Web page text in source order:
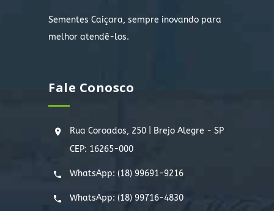
Sementes Caiçara, sempre inovando para
melhor atendê-los.
Fale Conosco
Rua Coroados, 250 | Brejo Alegre - SP
CEP: 16265-000
WhatsApp: (18) 99691-9216
WhatsApp: (18) 99716-4830